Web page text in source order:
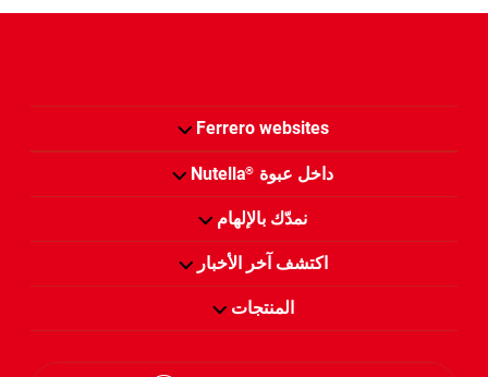
Ferrero websites
داخل عبوة ®
Nutella
نمدّك بالإلهام
اكتشف آخر الأخبار
المنتجات